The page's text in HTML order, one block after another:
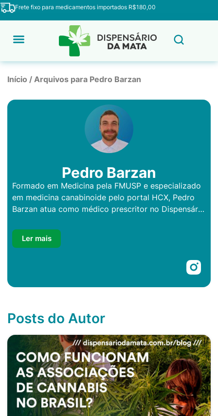
Frete fixo para medicamentos importados R$180,00
Início / Arquivos para Pedro Barzan
Pedro Barzan
Formado em Medicina pela FMUSP e especializado
em medicina canabinoide pelo portal HCX, Pedro
Barzan atua como médico prescritor no Dispensário
se baseia em avaliar as necessidades de cada
paciente, estabelecer estratégias terapêuticas
canabidiol, sempre priorizando a qualidade de vida
Ler mais
Posts do Autor